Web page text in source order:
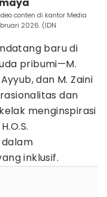
conten di kantor Media
2026. (IDN
baru di
pribumi—M.
dan M. Zaini
dan
menginspirasi
dalam
inklusif.